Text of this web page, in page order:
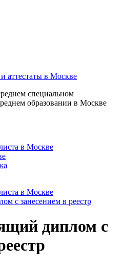
аттестаты в Москве
специальном
образовании в Москве
в Москве
в Москве
с занесением в реестр
диплом с